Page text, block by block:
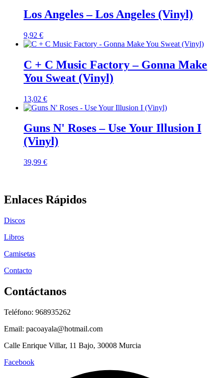
Los Angeles – Los Angeles (Vinyl)
9,92 €
C + C Music Factory – Gonna Make
You Sweat (Vinyl)
13,02 €
Guns N' Roses – Use Your Illusion I
(Vinyl)
39,99 €
Enlaces Rápidos
Discos
Libros
Camisetas
Contacto
Contáctanos
Teléfono: 968935262
Email: pacoayala@hotmail.com
Calle Enrique Villar, 11 Bajo, 30008 Murcia
Facebook